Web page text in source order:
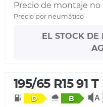
Precio de montaje
Precio por neumático
EL STOCK DE
195/65 R15 91 T
D B